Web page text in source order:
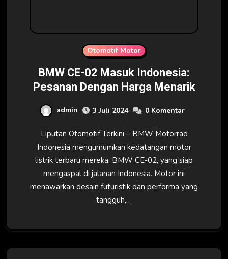
Otomotif Motor
BMW CE-02 Masuk Indonesia:
Pesanan Dengan Harga Menarik
admin 3 Juli 2024 0 Komentar
Liputan Otomotif Terkini – BMW Motorrad
Indonesia mengumumkan kedatangan motor
listrik terbaru mereka, BMW CE-02, yang siap
mengaspal di jalanan Indonesia. Motor ini
menawarkan desain futuristik dan performa yang
tangguh,…